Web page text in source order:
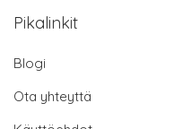
Pikalinkit
Blogi
Ota yhteyttä